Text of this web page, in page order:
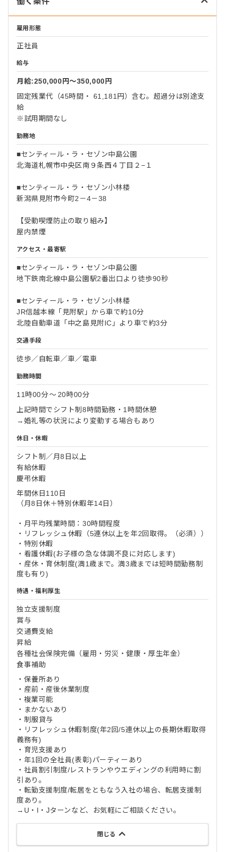
雇用形態
正社員
給与
月給:250,000円〜350,000円
固定残業代（45時間・ 61,181円）含む。超過分は別途支
給
※試用期間なし
勤務地
■センティール・ラ・セゾン中島公園
北海道札幌市中央区南９条西４丁目２−１
■センティール・ラ・セゾン小林楼
新潟県見附市今町2－4－38
【受動喫煙防止の取り組み】
屋内禁煙
アクセス・最寄駅
■センティール・ラ・セゾン中島公園
地下鉄南北線中島公園駅2番出口より徒歩90秒
■センティール・ラ・セゾン小林楼
JR信越本線「見附駅」から車で約10分
北陸自動車道「中之島見附IC」より車で約3分
交通手段
徒歩／自転車／車／電車
勤務時間
11時00分〜 20時00分
上記時間でシフト制8時間勤務・1時間休憩
→婚礼等の状況により変動する場合もあり
休日・休暇
シフト制／月8日以上
有給休暇
慶弔休暇
年間休日110日
（月8日休＋特別休暇年14日）
・月平均残業時間：30時間程度
・リフレッシュ休暇（5連休以上を年2回取得。（必須））
・特別休暇
・看護休暇(お子様の急な体調不良に対応します)
・産休‧育休制度(満1歳まで。満3歳までは短時間勤務制
度も有り)
待遇・福利厚生
独立支援制度
賞与
交通費支給
昇給
各種社会保険完備（雇用・労災・健康・厚生年金）
食事補助
・保養所あり
・産前‧産後休業制度
・複業可能
・まかないあり
・制服貸与
・リフレッシュ休暇制度(年2回/5連休以上の⻑期休暇取得
義務有)
・育児支援あり
・年1回の全社員(表彰)パーティーあり
・社員割引制度/レストランやウエディングの利用時に割
引あり。
・転勤支援制度/転居をともなう入社の場合、転居支援制
度あり。
→U‧I‧Jターンなど、お気軽にご相談ください。
閉じる